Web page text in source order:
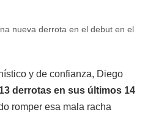
nueva derrota en el debut en el
y de confianza, Diego
13 derrotas en sus últimos 14
romper esa mala racha